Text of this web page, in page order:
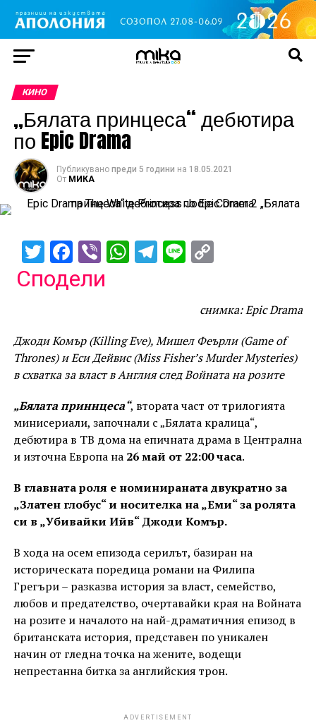
КИНО
„Бялата принцеса“ дебютира
по Epic Drama
Публикувано преди 5 години на 18.05.2021
От МИКА
TwitterFacebook
ViberWhatsApp
Telegram
Line
Сподели
снимка: Epic Drama
Джоди Комър (Killing Eve), Мишел Феърли (Game of
Thrones) и Еси Дейвис (Miss Fisher’s Murder Mysteries)
в схватка за власт в Англия след Войната на розите
„Бялата приннцеса“, втората част от трилогията
минисериали, започнали с „Бялата кралица“,
дебютира в ТВ дома на епичната драма в Централна
и източна Европа на 26 май от 22:00 часа.
В главната роля е номинираната двукратно за
„Златен глобус“ и носителка на „Еми“ за ролята
си в „Убивайки Ийв“ Джоди Комър.
В хода на осем епизода серилът, базиран на
историческата поредица романи на Филипа
Грегъри – разказва история за власт, семейство,
любов и предателство, очертавайки края на Войната
на розите и началото на най-драматичния епизод в
британската история, представен по уникален
начин от гледна точка на жените, водещи
непрестанна битка за английския трон.
ADVERTISEMENT